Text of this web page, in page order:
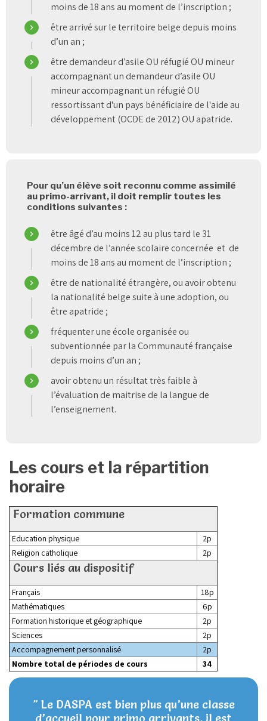
moins de 18 ans au moment de l’inscription ;
être arrivé sur le territoire belge depuis moins
d’un an ;
être demandeur d’asile OU réfugié OU mineur
accompagnant un demandeur d’asile OU
mineur accompagnant un réfugié OU
ressortissant d'un pays bénéficiaire de l'aide au
développement (OCDE de 2012) OU apatride.
Pour qu’un élève soit reconnu comme assimilé
au primo-arrivant, il doit remplir toutes les
conditions suivantes :
être âgé d’au moins 12 au plus tard le 31
décembre de l’année scolaire concernée et de
moins de 18 ans au moment de l’inscription ;
être de nationalité étrangère, ou avoir obtenu
la nationalité belge suite à une adoption, ou
être apatride ;
fréquenter une école organisée ou
subventionnée par la Communauté française
depuis moins d’un an ;
avoir obtenu un résultat très faible à
l’évaluation de maitrise de la langue de
l’enseignement.
Les cours et la répartition
horaire
Formation commune
Education physique
2p
Religion catholique
2p
Cours liés au dispositif
Français
18p
Mathématiques
6p
Formation historique et géographique
2p
Sciences
2p
Accompagnement personnalisé
2p
Nombre total de périodes de cours
34
" Le DASPA est bien plus qu’une classe
d’accueil pour primo arrivants, il est